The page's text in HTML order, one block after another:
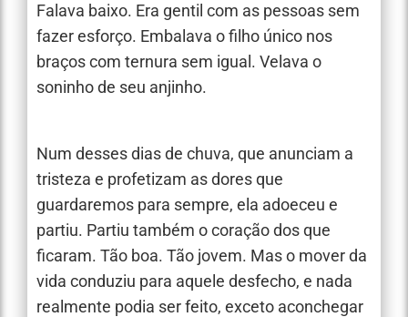
Falava baixo. Era gentil com as pessoas sem
fazer esforço. Embalava o filho único nos
braços com ternura sem igual. Velava o
soninho de seu anjinho.
Num desses dias de chuva, que anunciam a
tristeza e profetizam as dores que
guardaremos para sempre, ela adoeceu e
partiu. Partiu também o coração dos que
ficaram. Tão boa. Tão jovem. Mas o mover da
vida conduziu para aquele desfecho, e nada
realmente podia ser feito, exceto aconchegar